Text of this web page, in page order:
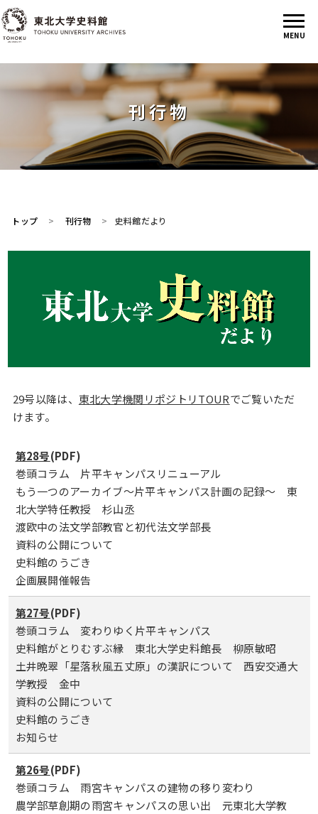
刊行物
トップ 刊行物 史料館だより
29号以降は、 東北大学機関リポジトリTOURでご覧いただ
けます。
第28号(PDF)
巻頭コラム 片平キャンパスリニューアル
もう一つのアーカイブ～片平キャンパス計画の記録～ 東
北大学特任教授 杉山丞
渡欧中の法文学部教官と初代法文学部長
資料の公開について
史料館のうごき
企画展開催報告
第27号(PDF)
巻頭コラム 変わりゆく片平キャンパス
史料館がとりむすぶ縁 東北大学史料館長 柳原敏昭
土井晩翠「星落秋風五丈原」の漢訳について 西安交通大
学教授 金中
資料の公開について
史料館のうごき
お知らせ
第26号(PDF)
巻頭コラム 雨宮キャンパスの建物の移り変わり
農学部草創期の雨宮キャンパスの思い出 元東北大学教